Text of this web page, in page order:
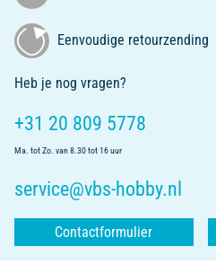
Eenvoudige retourzending
Heb je nog vragen?
+31 20 809 5778
Ma. tot Zo. van 8.30 tot 16 uur
service@vbs-hobby.nl
Contactformulier